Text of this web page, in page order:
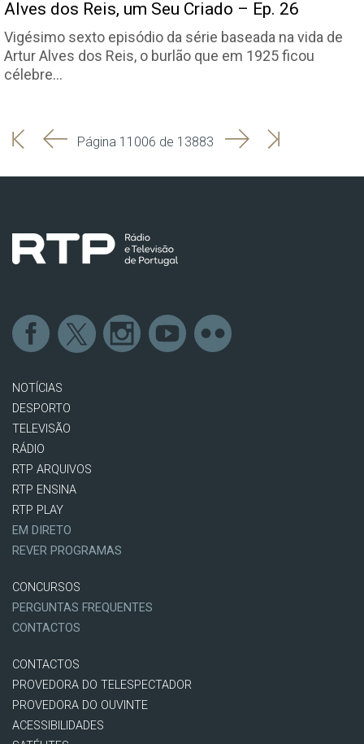
Alves dos Reis, um Seu Criado – Ep. 26
Vigésimo sexto episódio da série baseada na vida de
Artur Alves dos Reis, o burlão que em 1925 ficou
célebre…
'
'
Página 11006 de 13883 SeguinteÚltima
NOTÍCIAS
DESPORTO
TELEVISÃO
RÁDIO
RTP ARQUIVOS
RTP ENSINA
RTP PLAY
EM DIRETO
REVER PROGRAMAS
CONCURSOS
PERGUNTAS FREQUENTES
CONTACTOS
CONTACTOS
PROVEDORA DO TELESPECTADOR
PROVEDORA DO OUVINTE
ACESSIBILIDADES